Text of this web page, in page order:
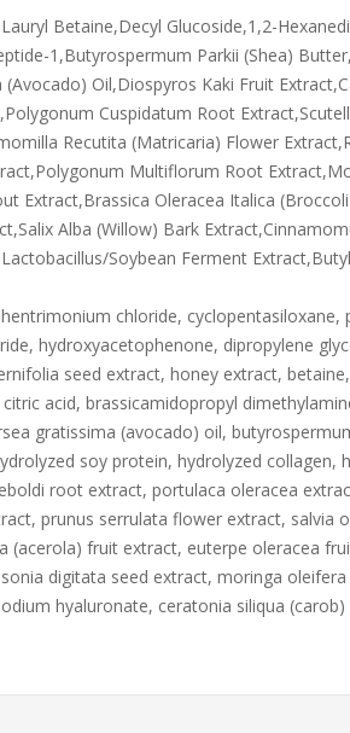
Betaine,Decyl Glucoside,1,2-
1,Butyrospermum Parkii (Shea)
Oil,Diospyros Kaki Fruit
Cuspidatum Root
Recutita (Matricaria) Flower
Multiflorum Root
Extract,Brassica Oleracea Italica
Alba (Willow) Bark
Soybean Ferment
chloride,
hydroxyacetophenone, dipropylene
seed extract, honey extract,
acid, brassicamidopropyl
gratissima (avocado) oil,
soy protein, hydrolyzed collagen,
root extract, portulaca oleracea
prunus serrulata flower extract, salvia
fruit extract, euterpe oleracea
digitata seed extract, moringa
hyaluronate, ceratonia siliqua